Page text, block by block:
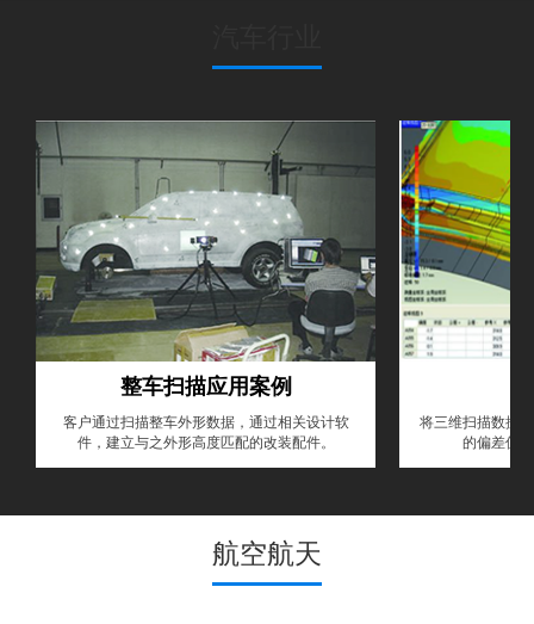
整车扫描应用案例
客户通过扫描整车外形数据，通过相关设计软
件，建立与之外形高度匹配的改装配件。
将三维扫描数据
的偏差值
航空航天